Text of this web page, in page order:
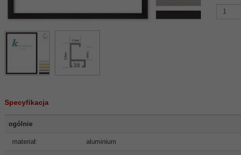
Specyfikacja
ogólnie
materiał: aluminium